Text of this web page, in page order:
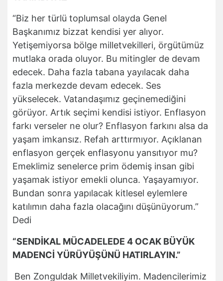
“Biz her türlü toplumsal olayda Genel
Başkanımız bizzat kendisi yer alıyor.
Yetişemiyorsa bölge milletvekilleri, örgütümüz
mutlaka orada oluyor. Bu mitingler de devam
edecek. Daha fazla tabana yayılacak daha
fazla merkezde devam edecek. Ses
yükselecek. Vatandaşımız geçinemediğini
görüyor. Artık seçimi kendisi istiyor. Enflasyon
farkı verseler ne olur? Enflasyon farkını alsa da
yaşam imkansız. Refah arttırmıyor. Açıklanan
enflasyon gerçek enflasyonu yansıtıyor mu?
Emeklimiz senelerce prim ödemiş insan gibi
yaşamak istiyor emekli olunca. Yaşayamıyor.
Bundan sonra yapılacak kitlesel eylemlere
katılımın daha fazla olacağını düşünüyorum.”
Dedi
“SENDİKAL MÜCADELEDE 4 OCAK BÜYÜK
MADENCİ YÜRÜYÜŞÜNÜ HATIRLAYIN.”
Ben Zonguldak Milletvekiliyim. Madencilerimiz